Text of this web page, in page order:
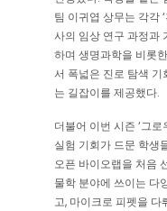
팀 이귀엽 상무는 각각
사의 임상 연구 과정과
하며 생명과학을 비롯
서 폭넓은 진로 탐색
는 길잡이를 제공했다.
더불어 이번 시즌 ‘그
실험 기회가 드문 학생
오픈 바이오랩을 처음
물학 분야에 쓰이는 다
고, 마이크로 피펫을